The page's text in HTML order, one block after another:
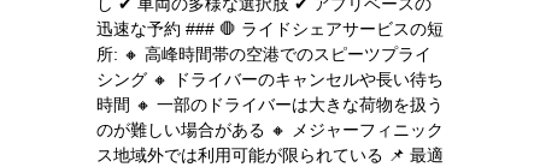
迅速な予約 ### 🛑 ライドシェアサービスの短
所: 🔸 高峰時間帯の空港でのスピーツプライ
シング 🔸 ドライバーのキャンセルや長い待ち
時間 🔸 一部のドライバーは大きな荷物を扱う
のが難しい場合がある 🔸 メジャーフィニック
ス地域外では利用可能が限られている 📌 最適